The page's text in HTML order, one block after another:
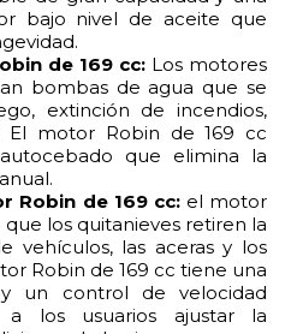
bajo nivel de aceite que
de 169 cc: Los motores
bombas de agua que se
extinción de incendios,
El motor Robin de 169 cc
que elimina la
Robin de 169 cc: el motor
los quitanieves retiren la
vehículos, las aceras y los
Robin de 169 cc tiene una
un control de velocidad
los usuarios ajustar la